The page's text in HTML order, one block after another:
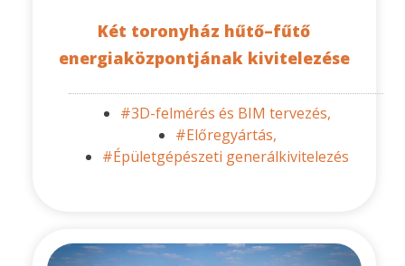
Két toronyház hűtő–fűtő
energiaközpontjának kivitelezése
#3D-felmérés és BIM tervezés,
#Előregyártás,
#Épületgépészeti generálkivitelezés